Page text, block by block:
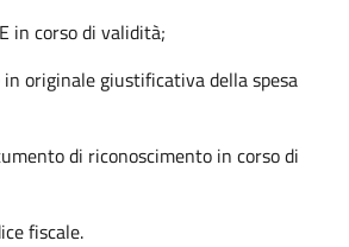
in corso di validità;
originale giustificativa della spesa
di riconoscimento in corso di
fiscale.